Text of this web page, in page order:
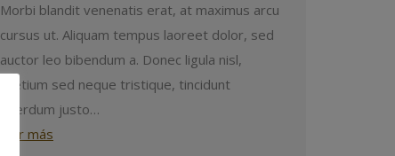
Morbi blandit venenatis erat, at maximus arcu
cursus ut. Aliquam tempus laoreet dolor, sed
auctor leo bibendum a. Donec ligula nisl,
pretium sed neque tristique, tincidunt
interdum justo…
leer más